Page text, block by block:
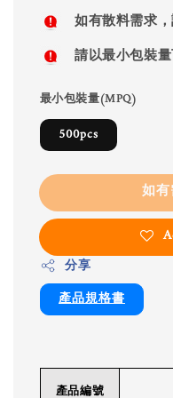
如有散料需求
請以最小包裝
最小包裝量(MPQ)
500pcs
如
分享
產品規格書
產品編號